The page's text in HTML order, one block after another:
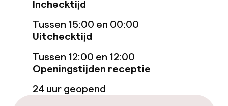
Ontbijtbuffet
Roomservice
Faciliteiten en diensten voor kinderen
Babybed
Inchecktijd
Tussen 15:00 en 00:00
Uitchecktijd
Tussen 12:00 en 12:00
Openingstijden receptie
24 uur geopend